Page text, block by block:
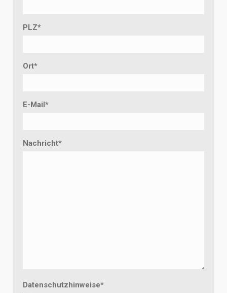
PLZ*
Ort*
E-Mail*
Nachricht*
Datenschutzhinweise*